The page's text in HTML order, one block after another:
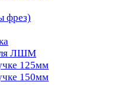
фрез)
ЛШМ
125мм
150мм